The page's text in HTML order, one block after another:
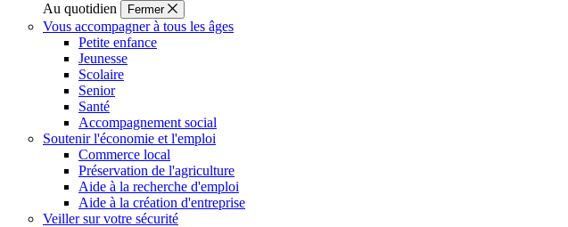
Au quotidien
Fermer
Vous accompagner à tous les âges
Petite enfance
Jeunesse
Scolaire
Senior
Santé
Accompagnement social
Soutenir l'économie et l'emploi
Commerce local
Préservation de l'agriculture
Aide à la recherche d'emploi
Aide à la création d'entreprise
Veiller sur votre sécurité